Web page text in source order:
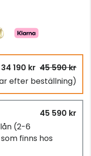
34 190 kr 45 590 kr
efter beställning)
45 590 kr
(2-6
finns hos